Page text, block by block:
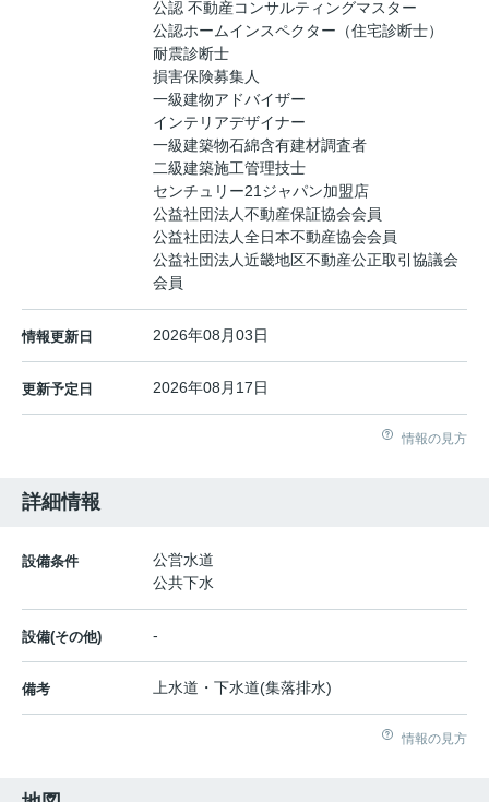
公認 不動産コンサルティングマスター
公認ホームインスペクター（住宅診断士）
耐震診断士
損害保険募集人
一級建物アドバイザー
インテリアデザイナー
一級建築物石綿含有建材調査者
二級建築施工管理技士
センチュリー21ジャパン加盟店
公益社団法人不動産保証協会会員
公益社団法人全日本不動産協会会員
公益社団法人近畿地区不動産公正取引協議会
会員
情報更新日 2026年08月03日
更新予定日 2026年08月17日
情報の見方
詳細情報
設備条件
公営水道
公共下水
設備(その他) -
備考 上水道・下水道(集落排水)
情報の見方